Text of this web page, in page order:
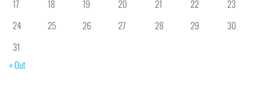
17
18 19 20 21 22
23
24
25 26 27 28 29
30
31
« Out